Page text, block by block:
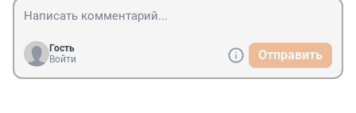
Гость
Войти
Отправить